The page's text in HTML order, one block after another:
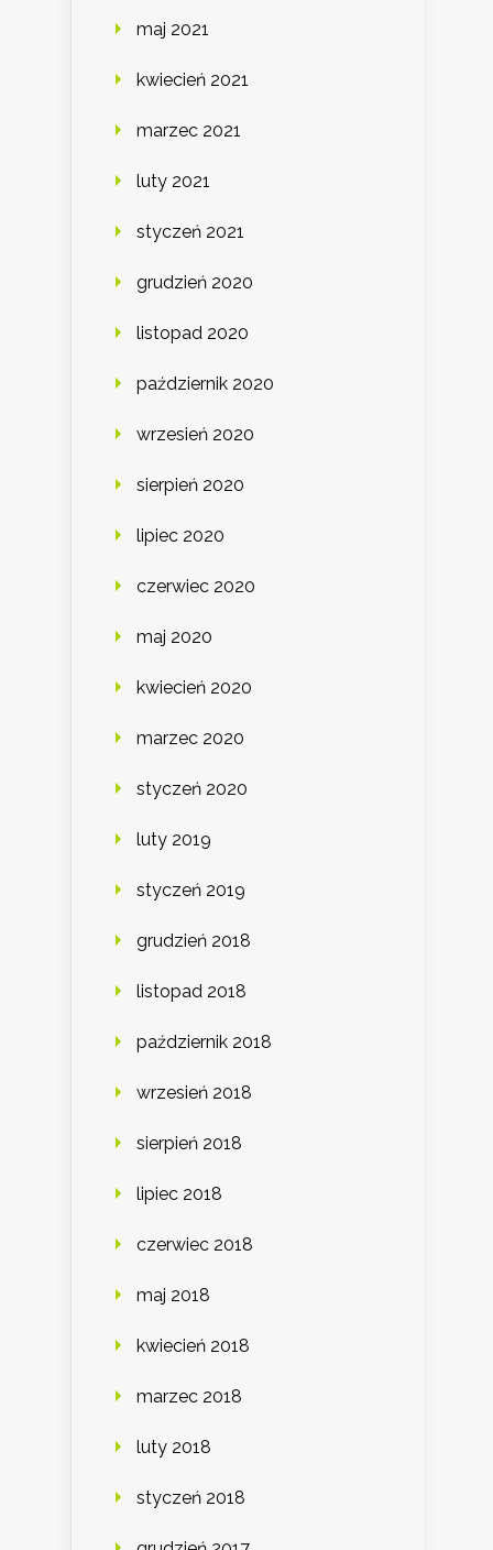
maj 2021
kwiecień 2021
marzec 2021
luty 2021
styczeń 2021
grudzień 2020
listopad 2020
październik 2020
wrzesień 2020
sierpień 2020
lipiec 2020
czerwiec 2020
maj 2020
kwiecień 2020
marzec 2020
styczeń 2020
luty 2019
styczeń 2019
grudzień 2018
listopad 2018
październik 2018
wrzesień 2018
sierpień 2018
lipiec 2018
czerwiec 2018
maj 2018
kwiecień 2018
marzec 2018
luty 2018
styczeń 2018